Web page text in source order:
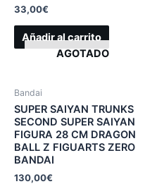
33,00€
Añadir al carrito
AGOTADO
Bandai
SUPER SAIYAN TRUNKS
SECOND SUPER SAIYAN
FIGURA 28 CM DRAGON
BALL Z FIGUARTS ZERO
BANDAI
130,00€